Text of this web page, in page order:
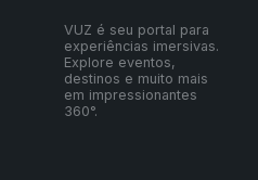
VUZ é seu portal para
experiências imersivas.
Explore eventos,
destinos e muito mais
em impressionantes
360°.